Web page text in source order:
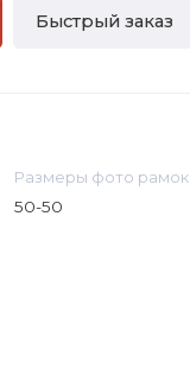
Быстрый заказ
Размеры фото рамок
50-50